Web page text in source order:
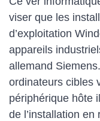
viser que les
d’exploitation
appareils
allemand
ordinateurs cibles
périphérique hôte
de l’installation